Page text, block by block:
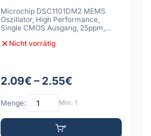
Microchip DSC1101DM2 MEMS
Oszillator, High Performance,
Single CMOS Ausgang, 25ppm,
Nicht vorrätig
2.09€ – 2.55€
Menge: Min: 1